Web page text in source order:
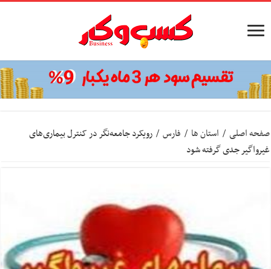
صفحه اصلی / استان ها / فارس / رویکرد جامعه‌نگر در کنترل بیماری‌های
غیرواگیر جدی گرفته شود